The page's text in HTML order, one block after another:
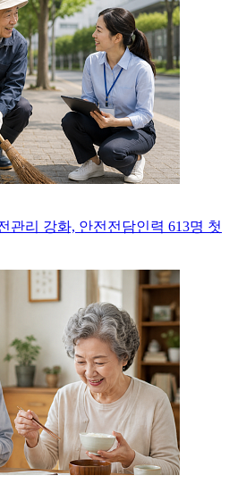
관리 강화, 안전전담인력 613명 첫